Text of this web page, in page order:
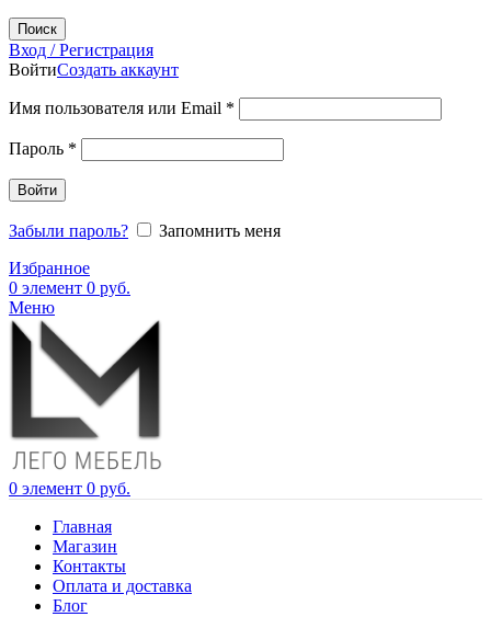
Поиск
Вход / Регистрация
ВойтиСоздать аккаунт
Имя пользователя или Email *
Пароль *
Войти
Забыли пароль?
Запомнить меня
Избранное
0 элемент 0 руб.
Меню
0 элемент 0 руб.
Главная
Магазин
Контакты
Оплата и доставка
Блог